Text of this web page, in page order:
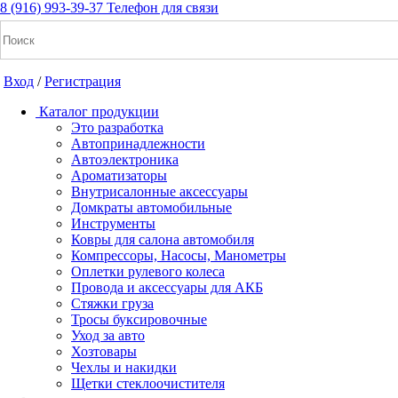
8 (916) 993-39-37 Телефон для связи
Вход /Регистрация
Каталог продукции
Это разработка
Автопринадлежности
Автоэлектроника
Ароматизаторы
Внутрисалонные аксессуары
Домкраты автомобильные
Инструменты
Ковры для салона автомобиля
Компрессоры, Насосы, Манометры
Оплетки рулевого колеса
Провода и аксессуары для АКБ
Стяжки груза
Тросы буксировочные
Уход за авто
Хозтовары
Чехлы и накидки
Щетки стеклоочистителя
+7(916) 993-39-37
Заказать звонок
Notice: Undefined index: cart_total in /home/a/a2dm2020/
cache/apps/shop/templates/compiled/shop_ru_RU/ad/3d/07/
/home/a/a2dm2020/a2dm.ru/public_html/wa-cache/apps/shop/
Вход/Регистрация
Каталог продукции
Это разработка